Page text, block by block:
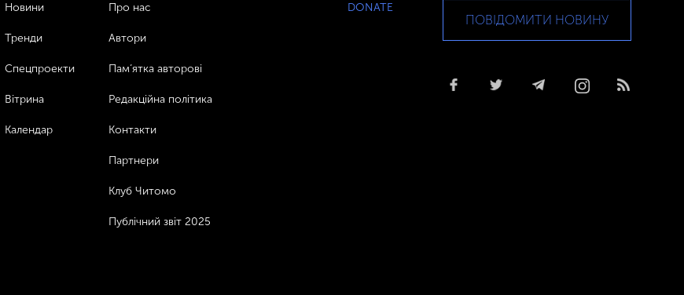
Новини
Тренди
Спецпроекти
Вітрина
Календар
Про нас
Автори
Пам’ятка авторові
Редакційна політика
Контакти
Партнери
Клуб Читомо
Публічний звіт 2025
DONATE
ПОВІДОМИТИ НОВИНУ